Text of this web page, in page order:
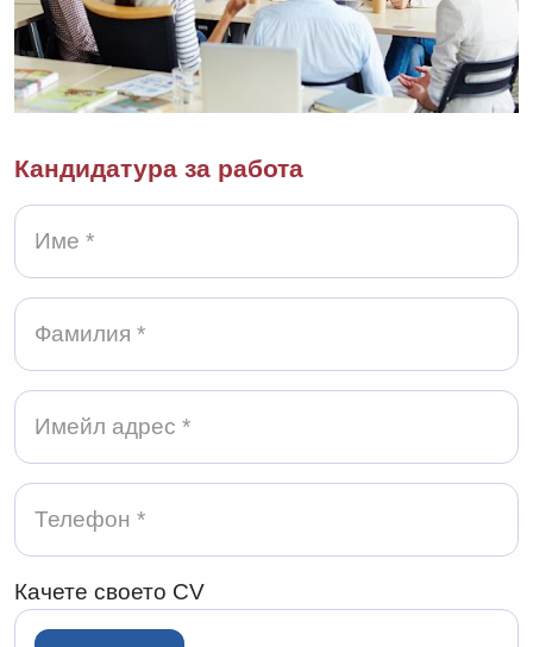
Кандидатура за работа
Качете своето CV